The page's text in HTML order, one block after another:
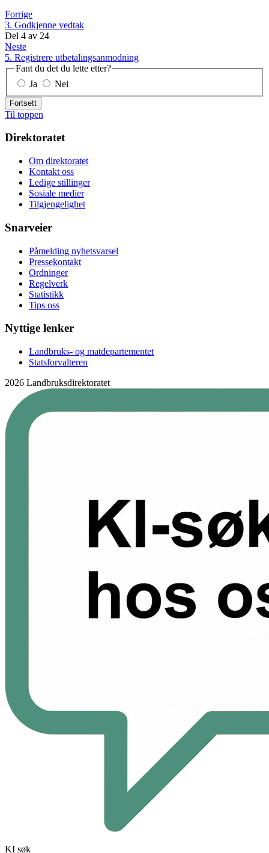
Forrige
3. Godkjenne vedtak
Del 4 av 24
Neste
5. Registrere utbetalingsanmodning
Fant du det du lette etter?
Ja
Nei
Fortsett
Til toppen
Direktoratet
Om direktoratet
Kontakt oss
Ledige stillinger
Sosiale medier
Tilgjengelighet
Snarveier
Påmelding nyhetsvarsel
Pressekontakt
Ordninger
Regelverk
Statistikk
Tips oss
Nyttige lenker
Landbruks- og matdepartementet
Statsforvalteren
2026 Landbruksdirektoratet
KI søk